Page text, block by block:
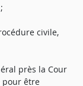
civile,
près la Cour
pour être